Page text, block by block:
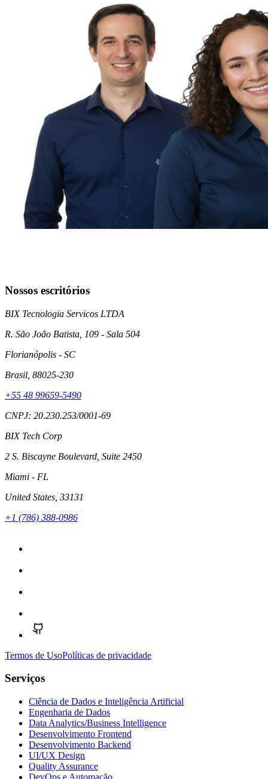
Nossos escritórios
BIX Tecnologia Servicos LTDA
R. São João Batista, 109 - Sala 504
Florianópolis - SC
Brasil , 88025-230
+55 48 99659-5490
CNPJ: 20.230.253/0001-69
BIX Tech Corp
2 S. Biscayne Boulevard, Suite 2450
Miami - FL
United States , 33131
+1 (786) 388-0986
Termos de UsoPolíticas de privacidade
Serviços
Ciência de Dados e Inteligência Artificial
Engenharia de Dados
Data Analytics/Business Intelligence
Desenvolvimento Frontend
Desenvolvimento Backend
UI/UX Design
Quality Assurance